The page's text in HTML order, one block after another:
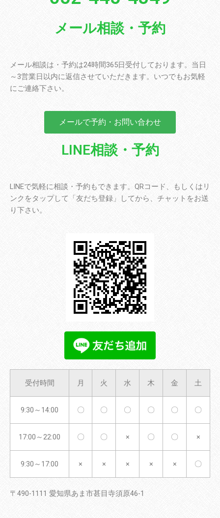
メール相談・予約
メール相談は・予約は24時間365日受付しております。当日
～3営業日以内に返信させていただきます。いつでもお気軽
にご連絡下さい。
メールで予約・お問い合わせ
LINE相談・予約
LINEで気軽に相談・予約もできます。QRコード、もしくはリ
ンクをタップして「友だち登録」してから、チャットをお送
り下さい。
受付時間 月 火 水 木 金 土
9:30～14:00 〇 〇 〇 〇 〇 〇
17:00～22:00 〇 〇 × 〇 〇 ×
9:30～17:00 × × × × × 〇
〒490-1111 愛知県あま市甚目寺須原46-1